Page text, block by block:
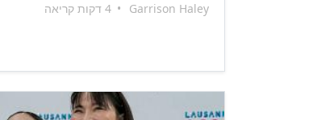
Garrison Haley
•